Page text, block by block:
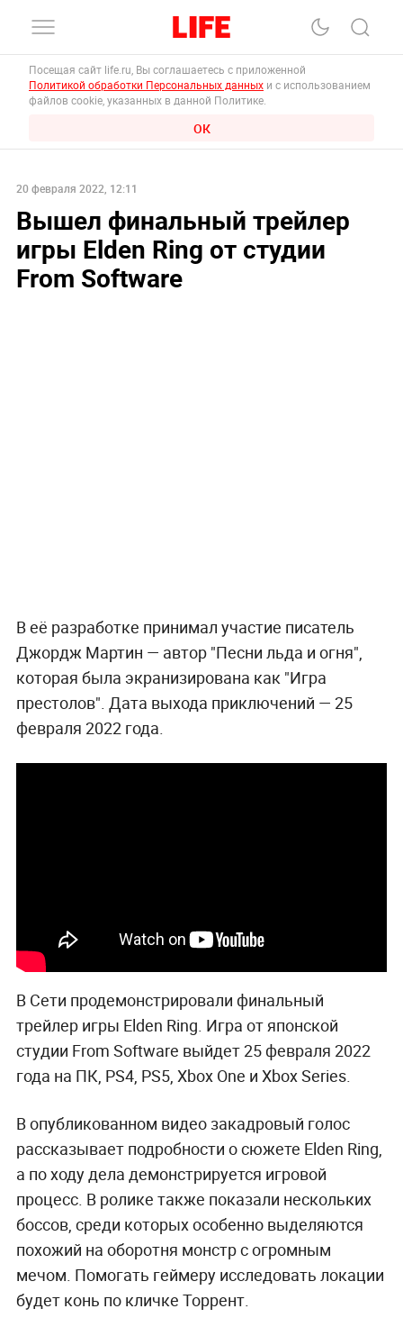
Посещая сайт life.ru, Вы соглашаетесь с приложенной
Политикой обработки Персональных данных и с использованием
файлов cookie, указанных в данной Политике.
ОК
20 февраля 2022, 12:11
Вышел финальный трейлер
игры Elden Ring от студии
From Software
В её разработке принимал участие писатель
Джордж Мартин — автор "Песни льда и огня",
которая была экранизирована как "Игра
престолов". Дата выхода приключений — 25
февраля 2022 года.
В Сети продемонстрировали финальный
трейлер игры Elden Ring. Игра от японской
студии From Software выйдет 25 февраля 2022
года на ПК, PS4, PS5, Xbox One и Xbox Series.
В опубликованном видео закадровый голос
рассказывает подробности о сюжете Elden Ring,
а по ходу дела демонстрируется игровой
процесс. В ролике также показали нескольких
боссов, среди которых особенно выделяются
похожий на оборотня монстр с огромным
мечом. Помогать геймеру исследовать локации
будет конь по кличке Торрент.